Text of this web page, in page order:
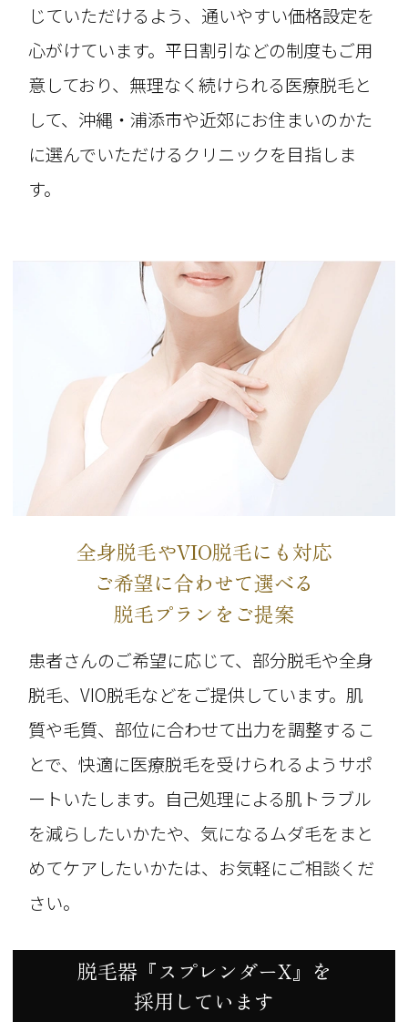
じていただけるよう、通いやすい価格設定を
心がけています。平日割引などの制度もご用
意しており、無理なく続けられる医療脱毛と
して、沖縄・浦添市や近郊にお住まいのかた
に選んでいただけるクリニックを目指しま
す。
全身脱毛やVIO脱毛にも対応
ご希望に合わせて選べる
脱毛プランをご提案
患者さんのご希望に応じて、部分脱毛や全身
脱毛、VIO脱毛などをご提供しています。肌
質や毛質、部位に合わせて出力を調整するこ
とで、快適に医療脱毛を受けられるようサポ
ートいたします。自己処理による肌トラブル
を減らしたいかたや、気になるムダ毛をまと
めてケアしたいかたは、お気軽にご相談くだ
さい。
脱毛器『スプレンダーX』を
採用しています